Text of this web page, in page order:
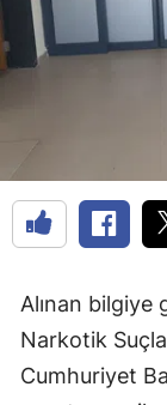
Alınan bilgiye
Narkotik
Cumhuriyet